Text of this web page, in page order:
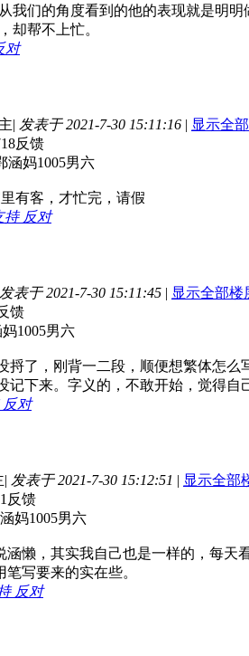
我们的角度看到的他的表现就是明
却帮不上忙。
对
| 发表于 2021-7-30 15:11:16 | 显示全
反馈
涵妈1005男六
有客，才忙完，请假
持 反对
发表于 2021-7-30 15:11:45 | 显示全部楼
馈
1005男六
捋了，刚背一二段，顺便想繁体怎
记下来。字义的，不敢开始，觉得
反对
| 发表于 2021-7-30 15:12:51 | 显示全部
反馈
妈1005男六
涵懒，其实我自己也是一样的，每天
笔写要来的实在些。
反对